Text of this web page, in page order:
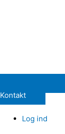
Kontakt
Log ind